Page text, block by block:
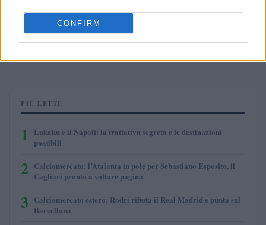
CONFIRM
Calciomercato estero: Rodri rifiuta il Real Madrid e punta sul
Barcellona
PIÙ LETTI
1
Lukaku e il Napoli: la trattativa segreta e le destinazioni
possibili
2 Calciomercato: l’Atalanta in pole per Sebastiano Esposito, il
Cagliari pronto a voltare pagina
3 Calciomercato estero: Rodri rifiuta il Real Madrid e punta sul
Barcellona